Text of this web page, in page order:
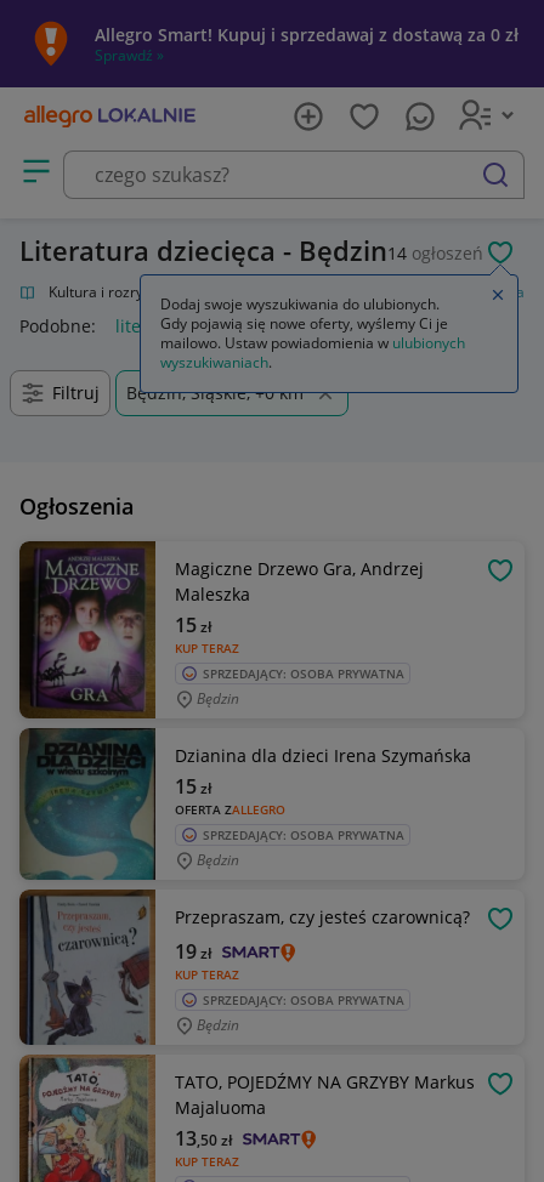
Allegro Smart! Kupuj i sprzedawaj z dostawą za 0 zł
Sprawdź »
Otwórz menu z kategoriami
szukaj
Literatura dziecięca - Będzin14 ogłoszeń
Kultura i rozrywka Literatura dziecięca
Podobne: literatura dziecięca
Filtruj Będzin, Śląskie, +0 km
Ogłoszenia
Magiczne Drzewo Gra, Andrzej
Maleszka
KUP TERAZ
15zł
SPRZEDAJĄCY: OSOBA PRYWATNA
Będzin
Dzianina dla dzieci Irena Szymańska
OFERTA ZALLEGRO
15zł
SPRZEDAJĄCY: OSOBA PRYWATNA
Będzin
Przepraszam, czy jesteś czarownicą?
KUP TERAZ
19zł
SPRZEDAJĄCY: OSOBA PRYWATNA
Będzin
TATO, POJEDŹMY NA GRZYBY Markus
Majaluoma
KUP TERAZ
13,50zł
Dodaj swoje wyszukiwania do ulubionych.
Gdy pojawią się nowe oferty, wyślemy Ci je
mailowo. Ustaw powiadomienia w ulubionych
wyszukiwaniach.